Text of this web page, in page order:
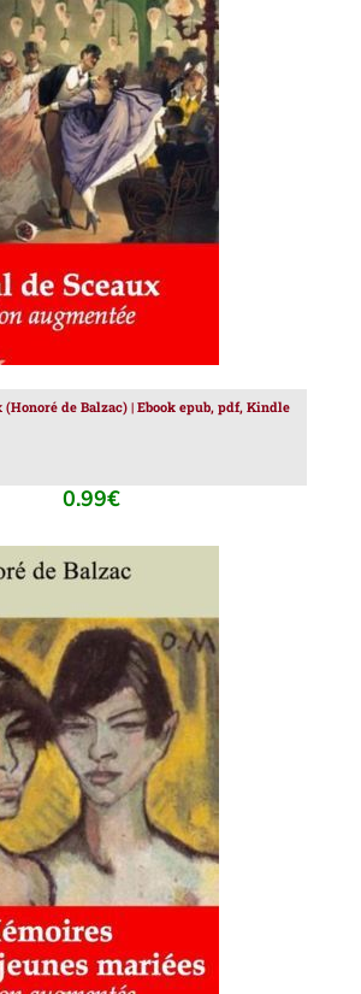
PANIER / DÉTAILS
(Honoré de Balzac) | Ebook epub, pdf, Kindle
0.99€
PANIER / DÉTAILS